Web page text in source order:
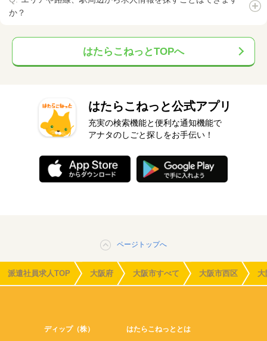
か？
はたらこねっとTOPへ
はたらこねっと公式アプリ
充実の検索機能と便利な通知機能で
アナタのしごと探しをお手伝い！
ページトップへ
派遣社員求人TOP 大阪府 大阪市すべて 大阪市西区
ディップ（株） はたらこねっととは